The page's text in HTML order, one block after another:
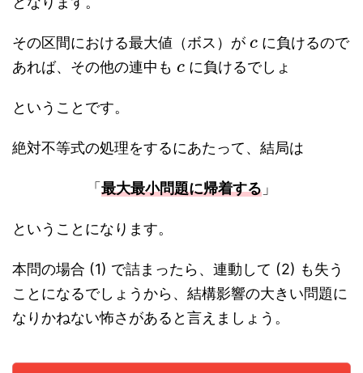
その区間における最大値（ボス）が c に負けるので
あれば、その他の連中も c に負けるでしょ
ということです。
絶対不等式の処理をするにあたって、結局は
「 最大最小問題に帰着する 」
ということになります。
本問の場合 (1) で詰まったら、連動して (2) も失う
ことになるでしょうから、結構影響の大きい問題に
なりかねない怖さがあると言えましょう。